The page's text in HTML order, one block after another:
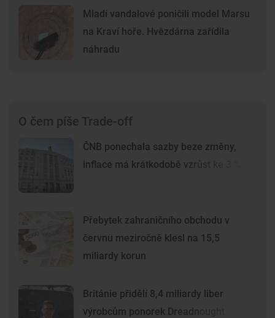
Mladí vandalové poničili model Marsu
na Kraví hoře. Hvězdárna zařídila
náhradu
O čem píše Trade-off
ČNB ponechala sazby beze změny,
inflace má krátkodobě vzrůst ke 3 %
Přebytek zahraničního obchodu v
červnu meziročně klesl na 15,5
miliardy korun
Británie přidělí 8,4 miliardy liber
výrobcům ponorek Dreadnought